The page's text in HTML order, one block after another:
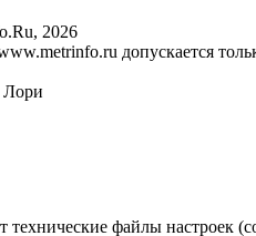
2026
допускается
Лори
технические файлы настроек